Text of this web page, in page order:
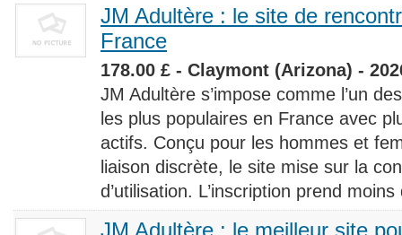
JM Adultère : le site de
France
178.00 £ - Claymont (Arizona) -
JM Adultère s’impose comme l’un
les plus populaires en France avec
actifs. Conçu pour les hommes et
liaison discrète, le site mise sur la
d’utilisation. L’inscription prend
JM Adultère : le meilleur site